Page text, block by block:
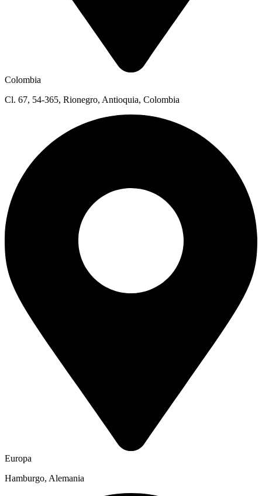
Colombia
Cl. 67, 54-365, Rionegro, Antioquia, Colombia
Europa
Hamburgo, Alemania